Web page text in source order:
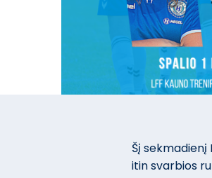
Šį
itin svarbios